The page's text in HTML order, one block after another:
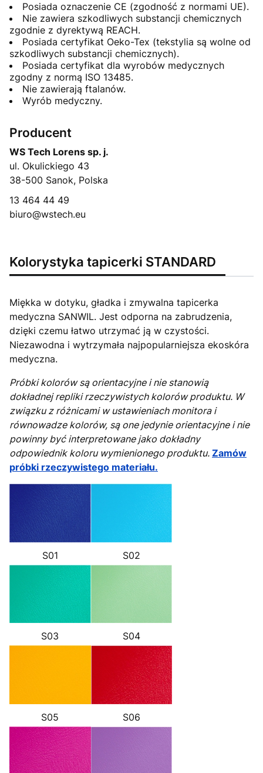
Posiada oznaczenie CE (zgodność z normami UE).
Nie zawiera szkodliwych substancji chemicznych
zgodnie z dyrektywą REACH.
Posiada certyfikat Oeko-Tex (tekstylia są wolne od
szkodliwych substancji chemicznych).
Posiada certyfikat dla wyrobów medycznych
zgodny z normą ISO 13485.
Nie zawierają ftalanów.
Wyrób medyczny.
Producent
WS Tech Lorens sp. j.
ul. Okulickiego 43
38-500 Sanok, Polska
13 464 44 49
biuro@wstech.eu
Kolorystyka tapicerki STANDARD
Miękka w dotyku, gładka i zmywalna tapicerka
medyczna SANWIL. Jest odporna na zabrudzenia,
dzięki czemu łatwo utrzymać ją w czystości.
Niezawodna i wytrzymała najpopularniejsza ekoskóra
medyczna.
Próbki kolorów są orientacyjne i nie stanowią
dokładnej repliki rzeczywistych kolorów produktu. W
związku z różnicami w ustawieniach monitora i
równowadze kolorów, są one jedynie orientacyjne i nie
powinny być interpretowane jako dokładny
odpowiednik koloru wymienionego produktu. Zamów
próbki rzeczywistego materiału.
S01 S02
S03 S04
S05 S06